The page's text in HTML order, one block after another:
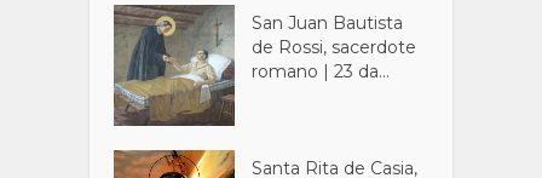
San Juan Bautista
de Rossi, sacerdote
romano | 23 da...
Santa Rita de Casia,